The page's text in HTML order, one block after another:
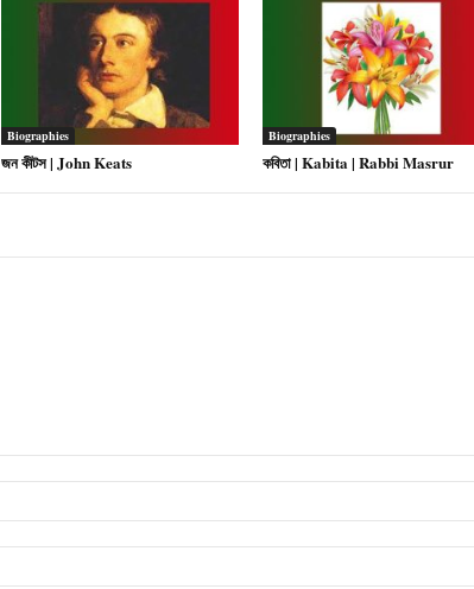
Biographies
জন কীটস | John Keats
Biographies
কবিতা | Kabita | Rabbi Masrur